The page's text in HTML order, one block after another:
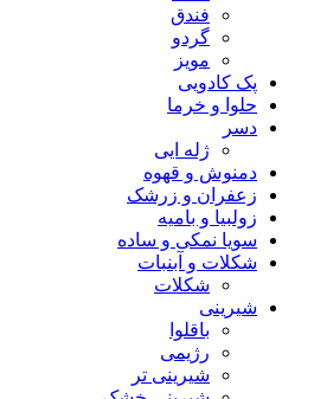
فندق
گردو
مویز
پک کادویی
حلوا و خرما
دسر
ژله ایی
دمنوش و قهوه
زعفران و زرشک
زولبیا و بامیه
سویا نمکی و ساده
شکلات‌‌ و آبنبات
شکلات
شیرینی
باقلوا
رژیمی
شیرینی تر